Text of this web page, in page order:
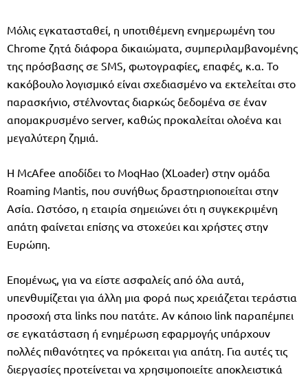
Μόλις εγκατασταθεί, η υποτιθέμενη ενημερωμένη του
Chrome ζητά διάφορα δικαιώματα, συμπεριλαμβανομένης
της πρόσβασης σε SMS, φωτογραφίες, επαφές, κ.α. Το
κακόβουλο λογισμικό είναι σχεδιασμένο να εκτελείται στο
παρασκήνιο, στέλνοντας διαρκώς δεδομένα σε έναν
απομακρυσμένο server, καθώς προκαλείται ολοένα και
μεγαλύτερη ζημιά.
Η McAfee αποδίδει το MoqHao (XLoader) στην ομάδα
Roaming Mantis, που συνήθως δραστηριοποιείται στην
Ασία. Ωστόσο, η εταιρία σημειώνει ότι η συγκεκριμένη
απάτη φαίνεται επίσης να στοχεύει και χρήστες στην
Ευρώπη.
Επομένως, για να είστε ασφαλείς από όλα αυτά,
υπενθυμίζεται για άλλη μια φορά πως χρειάζεται τεράστια
προσοχή στα links που πατάτε. Αν κάποιο link παραπέμπει
σε εγκατάσταση ή ενημέρωση εφαρμογής υπάρχουν
πολλές πιθανότητες να πρόκειται για απάτη. Για αυτές τις
διεργασίες προτείνεται να χρησιμοποιείτε αποκλειστικά